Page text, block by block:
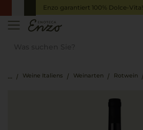
Enzo garantiert 100% Dolce-Vita!
Weine Italiens Weinarten Rotwein